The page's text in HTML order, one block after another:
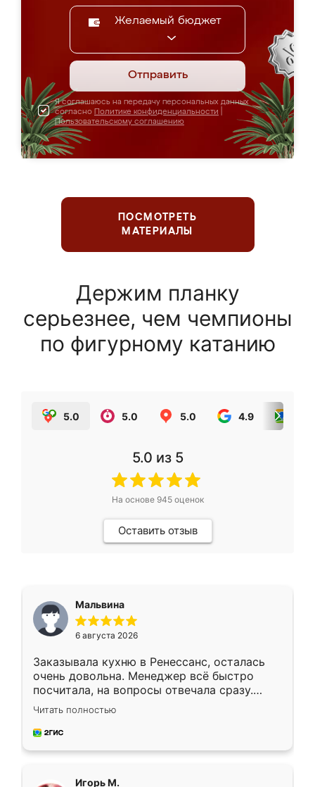
Желаемый бюджет
Отправить
Я соглашаюсь на передачу персональных данных
согласно Политике конфиденциальности
Пользовательскому соглашению
ПОСМОТРЕТЬ
МАТЕРИАЛЫ
Держим планку
серьезнее, чем чемпионы
по фигурному катанию
5.0 5.0 5.0 4.9
5.0 из 5
На основе 945оценок
Оставить отзыв
Мальвина
6 августа 2026
Заказывала кухню в Ренессанс, осталась
очень довольна. Менеджер всё быстро
посчитала, на вопросы отвечала сразу.
Замерщик приехал в субботу, подошёл к
делу со всей ответственностью. Собрали
за день, ребята работали аккуратно, даже
Читать полностью
Игорь М.